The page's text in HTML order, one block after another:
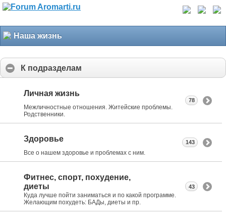
Наша жизнь
К подразделам
Личная жизнь
Межличностные отношения. Житейские проблемы.
Родственники.
78
Здоровье
Все о нашем здоровье и проблемах с ним.
143
Фитнес, спорт, похудение,
диеты
Куда лучше пойти заниматься и по какой программе.
Желающим похудеть: БАДы, диеты и пр.
43